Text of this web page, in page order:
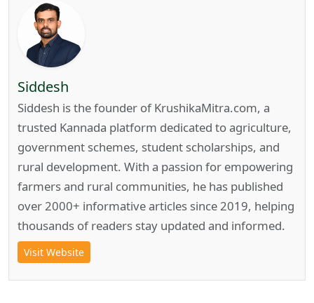
Siddesh
Siddesh is the founder of KrushikaMitra.com, a
trusted Kannada platform dedicated to agriculture,
government schemes, student scholarships, and
rural development. With a passion for empowering
farmers and rural communities, he has published
over 2000+ informative articles since 2019, helping
thousands of readers stay updated and informed.
Visit Website